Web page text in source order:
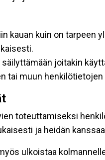
kauan kuin on
joitakin
tai muun
toteuttamiseksi
ja heidän
ulkoistaa